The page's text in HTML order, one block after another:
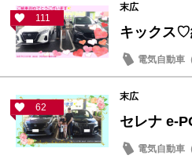
111
末広
キックス♡
電気自動車
62
末広
セレナ e-
電気自動車